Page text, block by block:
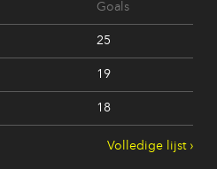
Goals
25
19
18
Volledige lijst